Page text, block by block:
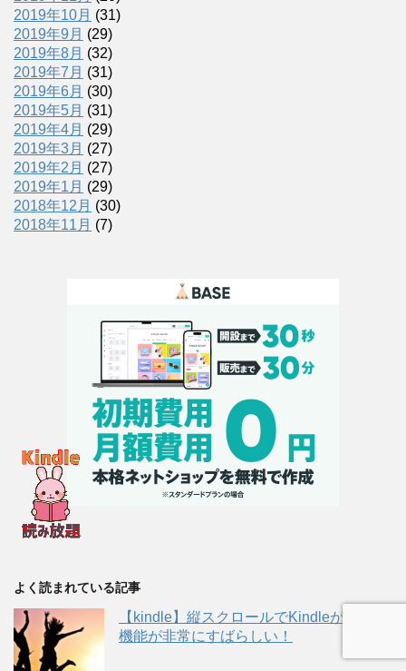
2019年10月 (31)
2019年9月 (29)
2019年8月 (32)
2019年7月 (31)
2019年6月 (30)
2019年5月 (31)
2019年4月 (29)
2019年3月 (27)
2019年2月 (27)
2019年1月 (29)
2018年12月 (30)
2018年11月 (7)
よく読まれている記事
【kindle】縦スクロールでKindleが読める
機能が非常にすばらしい！